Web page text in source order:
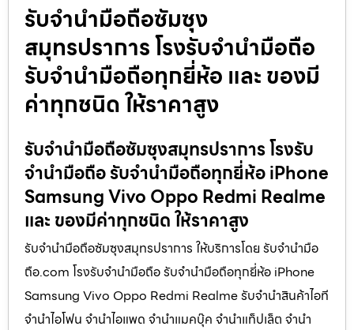
รับจำนำมือถือซัมซุง
สมุทรปราการ โรงรับจำนำมือถือ
รับจำนำมือถือทุกยี่ห้อ และ ของมี
ค่าทุกชนิด ให้ราคาสูง
รับจำนำมือถือซัมซุงสมุทรปราการ โรงรับ
จำนำมือถือ รับจำนำมือถือทุกยี่ห้อ iPhone
Samsung Vivo Oppo Redmi Realme
และ ของมีค่าทุกชนิด ให้ราคาสูง
รับจำนำมือถือซัมซุงสมุทรปราการ ให้บริการโดย รับจํานํามือ
ถือ.com โรงรับจำนำมือถือ รับจำนำมือถือทุกยี่ห้อ iPhone
Samsung Vivo Oppo Redmi Realme รับจำนำสินค้าไอที
จำนำไอโฟน จำนำไอแพด จำนำแมคบุ๊ค จำนำแท็ปเล็ต จำนำ